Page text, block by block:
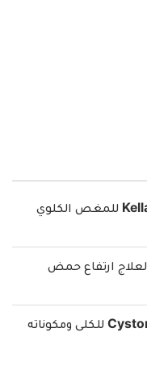
لوريك Loric لعلاج ارتفاع حمض
سيستون Cystone للكلى ومكوناته